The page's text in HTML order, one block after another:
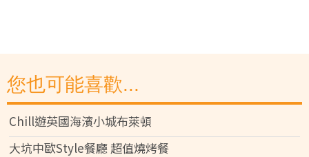
您也可能喜歡...
Chill遊英國海濱小城布萊頓
大坑中歐Style餐廳 超值燒烤餐